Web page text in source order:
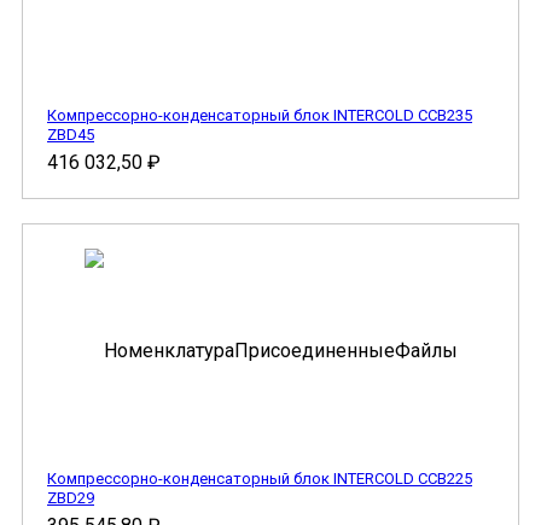
Компрессорно-конденсаторный блок INTERCOLD CCB235
ZBD45
416 032,50 ₽
Компрессорно-конденсаторный блок INTERCOLD CCB225
ZBD29